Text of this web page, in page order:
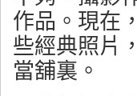
作品。現在
些經典照片
當舖裏。